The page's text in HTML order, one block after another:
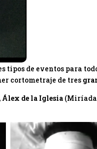
tipos de eventos para
cortometraje de tres
Álex de la Iglesia